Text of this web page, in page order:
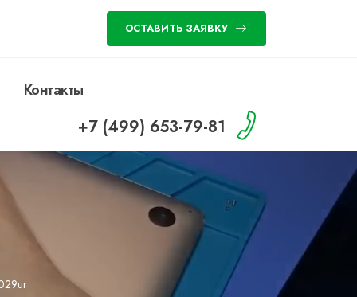
ОСТАВИТЬ ЗАЯВКУ
Контакты
+7 (499) 653-79-81